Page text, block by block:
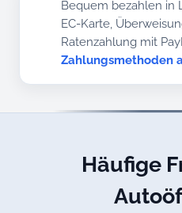
Bequem bezahlen in
EC-Karte,
Ratenzahlung mit
Zahlungsmethoden
Häufige